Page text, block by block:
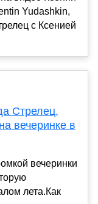
Yudashkin,
с Ксенией
Стрелец,
вечеринке в
вечеринки
лета.Как